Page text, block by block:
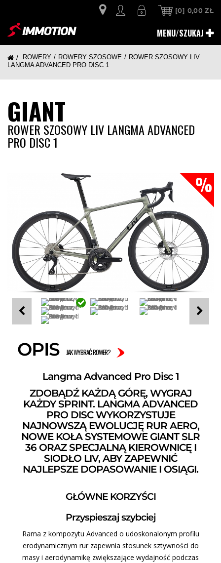
[0] 0,00 ZŁ
MENU/SZUKAJ
ROWERY ROWERY SZOSOWE
ROWER SZOSOWY LIV
LANGMA ADVANCED PRO DISC 1
GIANT
ROWER SZOSOWY LIV LANGMA ADVANCED
PRO DISC 1
OPIS JAK WYBRAĆ ROWER?
Langma Advanced Pro Disc 1
ZDOBĄDŹ KAŻDĄ GÓRĘ, WYGRAJ
KAŻDY SPRINT. LANGMA ADVANCED
PRO DISC WYKORZYSTUJE
NAJNOWSZĄ EWOLUCJĘ RUR AERO,
NOWE KOŁA SYSTEMOWE GIANT SLR
36 ORAZ SPECJALNĄ KIEROWNICĘ I
SIODŁO LIV, ABY ZAPEWNIĆ
NAJLEPSZE DOPASOWANIE I OSIĄGI.
GŁÓWNE KORZYŚCI
Przyspieszaj szybciej
Rama z kompozytu Advanced o udoskonalonym profilu
erodynamicznym rur zapewnia stosunek sztywności do
masy i aerodynamikę zwiększające wydajność podczas